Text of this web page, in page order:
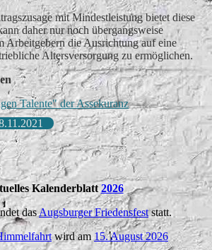
mit Mindestleistung bietet diese
daher nur noch übergangsweise
Arbeitgebern die Ausrichtung auf eine
Altersversorgung zu ermöglichen.
Talente" der Assekuranz
Kalenderblatt2026
dasAugsburger Friedensfeststatt.
wird am 15. August 2026